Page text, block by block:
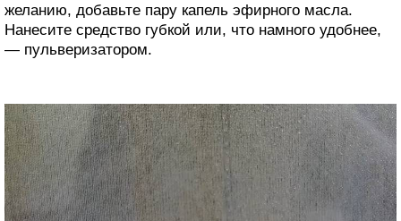
желанию, добавьте пару капель эфирного масла.
Нанесите средство губкой или, что намного удобнее,
— пульверизатором.